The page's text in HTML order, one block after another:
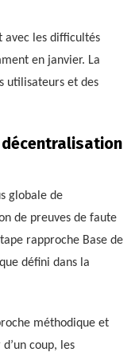
avec les difficultés
en janvier. La
utilisateurs et des
globale de
de preuves de faute
rapproche Base de
défini dans la
méthodique et
coup, les